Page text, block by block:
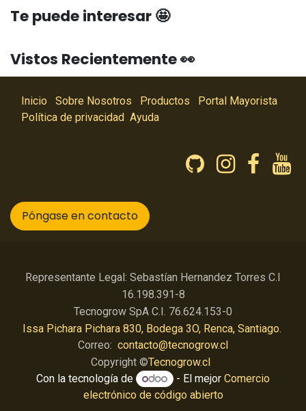
Te puede interesar 🤩
Vistos Recientemente 👀
Inicio Sobre Nosotros Productos
Portal Mayorista
Política de privacidad Ayuda
Póngase en contacto
Representante Legal: Sebastían Hernandez Torres C.I
16.198.391-8
Tecnogrow SpA C.I. 76.624.153-0
Issa Pichara Pichara 830, Bodega 3O, Renca, Santiago.
Correo: contacto@tecnogrow.cl
Copyright ©Tecnogrow.cl
Con la tecnología de
- El mejor Comercio
electrónico de código abierto